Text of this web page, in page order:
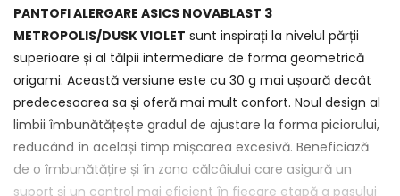
PANTOFI ALERGARE ASICS NOVABLAST 3
METROPOLIS/DUSK VIOLET sunt inspirați la nivelul părții
superioare și al tălpii intermediare de forma geometrică
origami. Această versiune este cu 30 g mai ușoară decât
predecesoarea sa și oferă mai mult confort. Noul design al
limbii îmbunătățește gradul de ajustare la forma piciorului,
reducând în același timp mișcarea excesivă. Beneficiază
de o îmbunătățire și în zona călcâiului care asigură un
suport și un control mai eficient în fiecare etapă a pasului